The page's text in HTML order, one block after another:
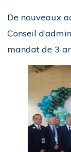
De nouveaux
Conseil
mandat de 3